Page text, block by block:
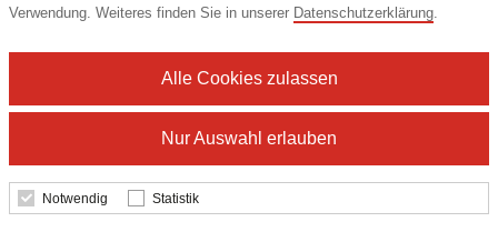
Verwendung. Weiteres finden Sie in unserer Datenschutzerklärung.
Nur Auswahl erlauben
Alle Cookies zulassen
Notwendig Statistik